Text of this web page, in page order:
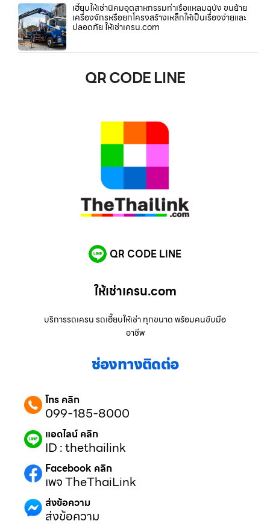
เฮี๊ยบให้เช่านิคมอุตสาหกรรมท่าเรือแหลมฉบัง ขนย้าย
เครื่องจักรหรือยกโครงสร้างเหล็กให้เป็นเรื่องง่ายและ
ปลอดภัย ให้เช่าเครน.com
QR CODE LINE
QR CODE LINE
ให้เช่าเครน.com
บริการรถเครน รถเฮี๊ยบให้เช่า ทุกขนาด พร้อมคนขับมือ
อาชีพ
ช่องทางติดต่อ
โทร คลิก
099-185-8000
แอดไลน์ คลิก
ID : thethailink
Facebook คลิก
เพจ TheThaiLink
ส่งข้อความ
ส่งข้อความ